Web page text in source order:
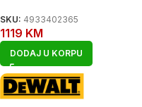
SKU: 4933402365
1119 KM
DODAJ U KORPU